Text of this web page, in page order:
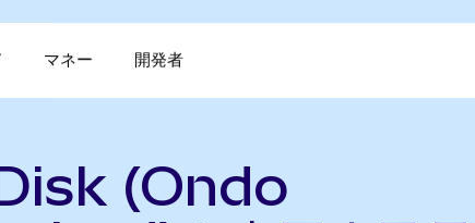
マネー 開発者
(Ondo